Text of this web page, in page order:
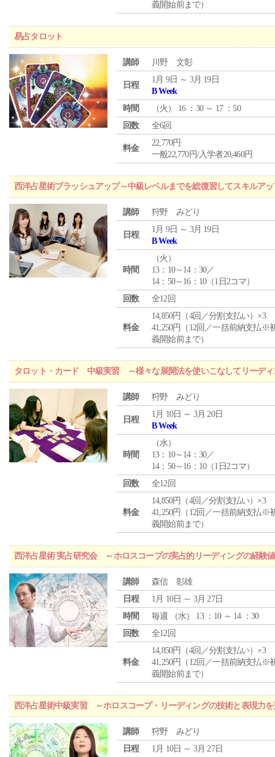
義開始前まで）
易占タロット
講師 川野 文彰
日程
1月 9日 ～ 3月 19日
B Week
時間
（火 ） 16 ：30 ～ 17 ：50
回数
全6回
料金
22,770円
一般22,770円/入学者20,460円
西洋占星術ブラッシュアップ～中級レベルまでを総復習してスキルア
講師 狩野 みどり
日程
1月 9日 ～ 3月 19日
B Week
時間
（火 ）
13：10～14：30／
14：50～16：10（1日2コマ）
回数
全12回
料金
14,850円（4回／分割支払い）×3
41,250円（12回／一括前納支払※
義開始前まで）
タロット・カード 中級実習 ～様々な展開法を使いこなしてリーディ
講師 狩野 みどり
日程
1月 10日 ～ 3月 20日
B Week
時間
（水）
13：10～14：30／
14：50～16：10（1日2コマ）
回数
全12回
料金
14,850円（4回／分割支払い）×3
41,250円（12回／一括前納支払※
義開始前まで）
西洋占星術 実占研究会 ～ホロスコープの実占的リーディングの経験
講師
森信 彰雄
日程
1月 10日 ～ 3月 27日
時間
毎週 （水） 13 ：10 ～ 14 ：30
回数
全12回
料金
14,850円（4回／分割支払い）×3
41,250円（12回／一括前納支払※
義開始前まで）
西洋占星術中級実習 ～ホロスコープ・リーディングの技術と表現力
講師
狩野 みどり
日程
1月 10日 ～ 3月 27日